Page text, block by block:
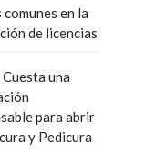
en la
de licencias
una
para abrir
y Pedicura